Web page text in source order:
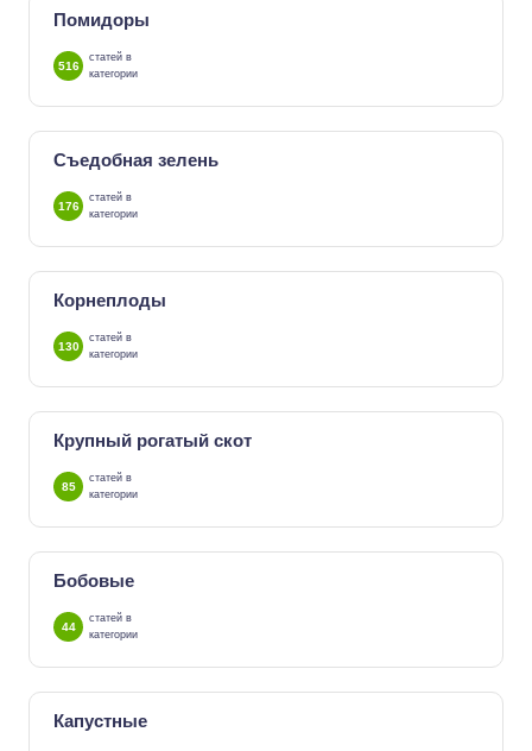
Помидоры
516
статей в
категории
Съедобная зелень
176
статей в
категории
Корнеплоды
130
статей в
категории
Крупный рогатый скот
85
статей в
категории
Бобовые
44
статей в
категории
Капустные